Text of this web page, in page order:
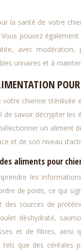
la santé de votre
pouvez
avec modération,
urinaires et à
POUR
votre chienne
de savoir décrypter
un aliment
et de son niveau
aliments pour
les
de poids, ce qui
des sources de
déshydraté,
et de fibres, ainsi
tels que des